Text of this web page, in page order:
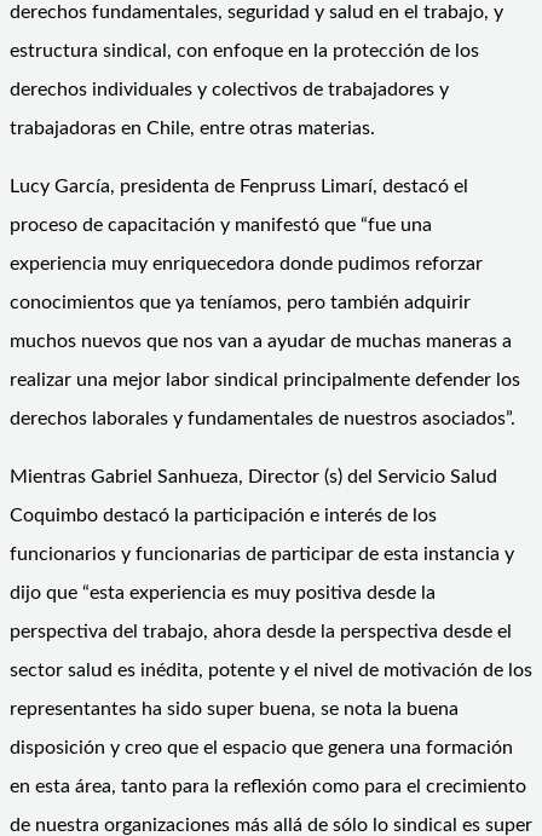
derechos fundamentales, seguridad y salud en el trabajo, y
estructura sindical, con enfoque en la protección de los
derechos individuales y colectivos de trabajadores y
trabajadoras en Chile, entre otras materias.
Lucy García, presidenta de Fenpruss Limarí, destacó el
proceso de capacitación y manifestó que “fue una
experiencia muy enriquecedora donde pudimos reforzar
conocimientos que ya teníamos, pero también adquirir
muchos nuevos que nos van a ayudar de muchas maneras a
realizar una mejor labor sindical principalmente defender los
derechos laborales y fundamentales de nuestros asociados”.
Mientras Gabriel Sanhueza, Director (s) del Servicio Salud
Coquimbo destacó la participación e interés de los
funcionarios y funcionarias de participar de esta instancia y
dijo que “esta experiencia es muy positiva desde la
perspectiva del trabajo, ahora desde la perspectiva desde el
sector salud es inédita, potente y el nivel de motivación de los
representantes ha sido super buena, se nota la buena
disposición y creo que el espacio que genera una formación
en esta área, tanto para la reflexión como para el crecimiento
de nuestra organizaciones más allá de sólo lo sindical es super